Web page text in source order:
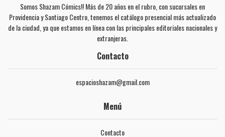
Somos Shazam Cómics!! Más de 20 años en el rubro, con sucursales en
Providencia y Santiago Centro, tenemos el catálogo presencial más actualizado
de la ciudad, ya que estamos en línea con las principales editoriales nacionales y
extranjeras.
Contacto
espacioshazam@gmail.com
Menú
Contacto